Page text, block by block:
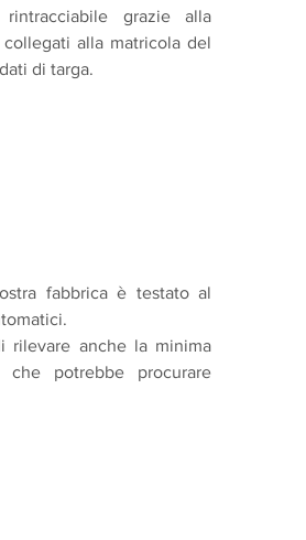
grazie alla
alla matricola del
di targa.
fabbrica è testato al
rilevare anche la minima
che potrebbe procurare